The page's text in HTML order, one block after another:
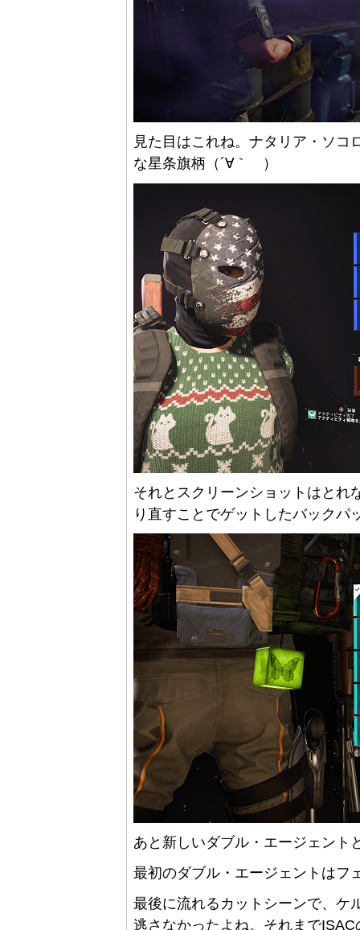
見た目はこれね。ナタリア・ソコ
な星条旗柄（´∀｀ ）
それとスクリーンショットはとれ
り直すことでゲットしたバックパ
あと新しいダブル・エージェント
最初のダブル・エージェントはフ
最後に流れるカットシーンで、ケ
逃さなかったよね。それまで